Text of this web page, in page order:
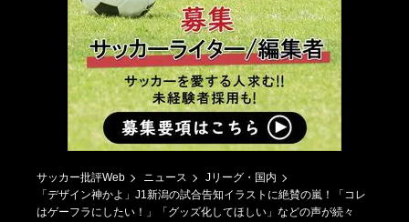
サッカー批評Web ニュース
Jリーグ・国内
「デザイン神かよ」J1新潟の試合告知イラストに絶賛の嵐！「コレ
はゲーフラにしたい！」「グッズ化してほしい」などの声が続々